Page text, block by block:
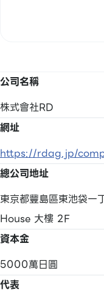
公司名稱
株式會社RD
網址
https://rdag.jp/
總公司地址
東京都豐島區東池袋
House 大樓 2F
資本金
5000萬日圓
代表